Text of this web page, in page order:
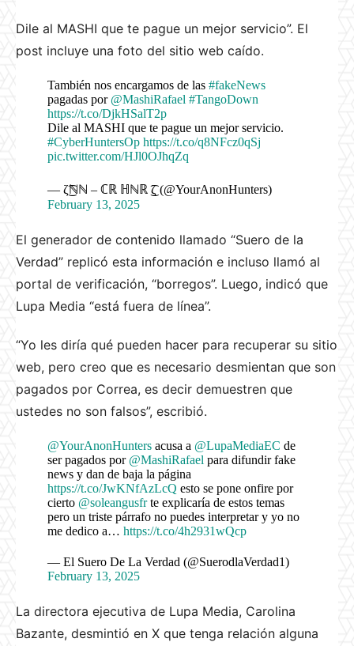
Dile al MASHI que te pague un mejor servicio”. El
post incluye una foto del sitio web caído.
También nos encargamos de las #fakeNews
pagadas por @MashiRafael #TangoDown
https://t.co/DjkHSalT2p
Dile al MASHI que te pague un mejor servicio.
#CyberHuntersOp https://t.co/q8NFcz0qSj
pic.twitter.com/HJl0OJhqZq
— ζ͜͡ℕℕ – ℂℝ ℍℕℝ ͜͡ζ (@YourAnonHunters)
February 13, 2025
El generador de contenido llamado “Suero de la
Verdad” replicó esta información e incluso llamó al
portal de verificación, “borregos”. Luego, indicó que
Lupa Media “está fuera de línea”.
“Yo les diría qué pueden hacer para recuperar su sitio
web, pero creo que es necesario desmientan que son
pagados por Correa, es decir demuestren que
ustedes no son falsos”, escribió.
@YourAnonHunters acusa a @LupaMediaEC de
ser pagados por @MashiRafael para difundir fake
news y dan de baja la página
https://t.co/JwKNfAzLcQ esto se pone onfire por
cierto @soleangusfrte explicaría de estos temas
pero un triste párrafo no puedes interpretar y yo no
me dedico a… https://t.co/4h2931wQcp
— El Suero De La Verdad (@SuerodlaVerdad1)
February 13, 2025
La directora ejecutiva de Lupa Media, Carolina
Bazante, desmintió en X que tenga relación alguna